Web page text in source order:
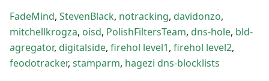
FadeMind, StevenBlack, notracking, davidonzo,
mitchellkrogza, oisd, PolishFiltersTeam, dns-hole, bld-
agregator, digitalside, firehol level1, firehol level2,
feodotracker, stamparm, hagezi dns-blocklists